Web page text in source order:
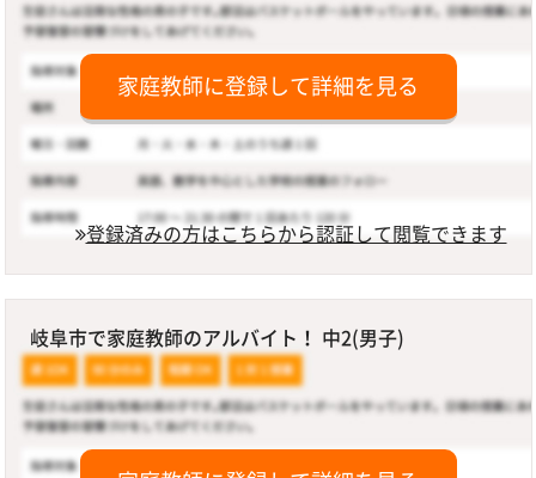
家庭教師に登録して詳細を見る
登録済みの方はこちらから認証して閲覧できます
岐阜市で家庭教師のアルバイト！ 中2(男子)